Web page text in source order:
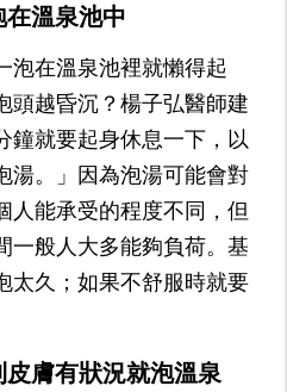
在溫泉池中
泡在溫泉池裡就懶得起
頭越昏沉？ 楊子弘醫師建
鐘就要起身休息一下，以
湯。」因為泡湯可能會對
人能承受的程度不同，但
一般人大多能夠負荷。基
太久；如果不舒服時就要
膚有狀況就泡溫泉